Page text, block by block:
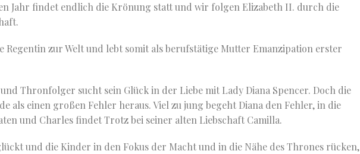
Jahr findet endlich die Krönung statt und wir folgen Elizabeth II. durch die
zur Welt und lebt somit als berufstätige Mutter Emanzipation erster
Thronfolger sucht sein Glück in der Liebe mit Lady Diana Spencer. Doch die
als einen großen Fehler heraus. Viel zu jung begeht Diana den Fehler, in die
und Charles findet Trotz bei seiner alten Liebschaft Camilla.
und die Kinder in den Fokus der Macht und in die Nähe des Thrones rücken,